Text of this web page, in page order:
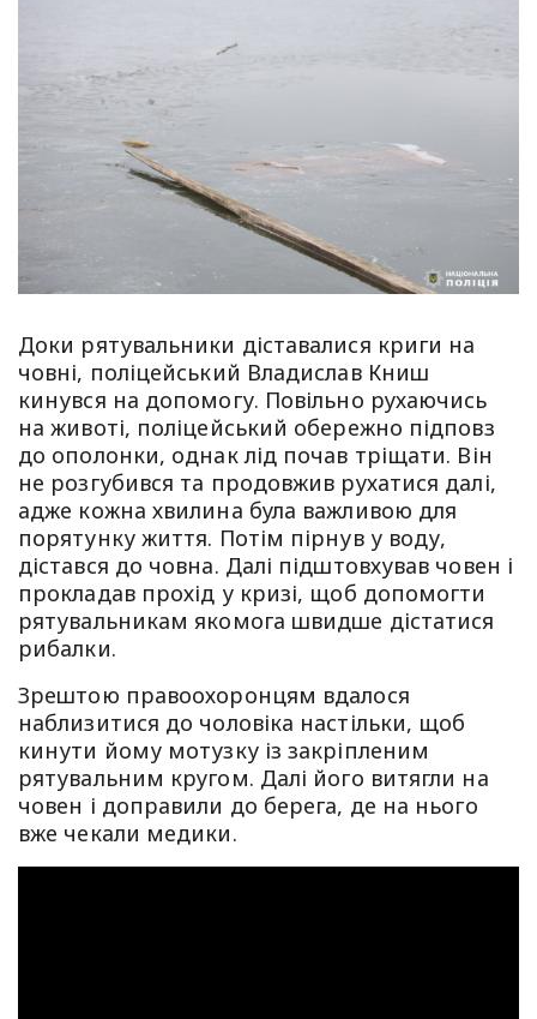
Доки рятувальники діставалися криги на
човні, поліцейський Владислав Книш
кинувся на допомогу. Повільно рухаючись
на животі, поліцейський обережно підповз
до ополонки, однак лід почав тріщати. Він
не розгубився та продовжив рухатися далі,
адже кожна хвилина була важливою для
порятунку життя. Потім пірнув у воду,
дістався до човна. Далі підштовхував човен і
прокладав прохід у кризі, щоб допомогти
рятувальникам якомога швидше дістатися
рибалки.
Зрештою правоохоронцям вдалося
наблизитися до чоловіка настільки, щоб
кинути йому мотузку із закріпленим
рятувальним кругом. Далі його витягли на
човен і доправили до берега, де на нього
вже чекали медики.